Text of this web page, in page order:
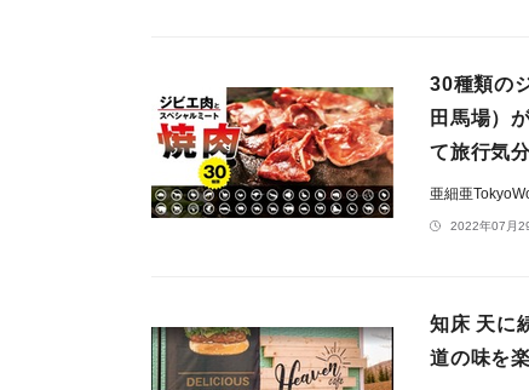
30種類の
田馬場）
て旅行気分
亜細亜
2022年07月
知床 天に
道の味を